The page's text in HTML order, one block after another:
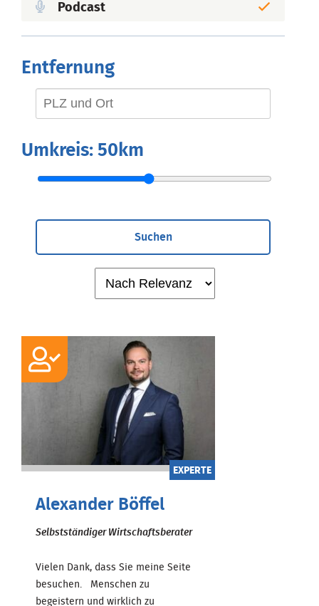
Podcast
Entfernung
Umkreis: 50km
Suchen
EXPERTE
Alexander Böffel
Selbstständiger Wirtschaftsberater
Vielen Dank, dass Sie meine Seite
besuchen. Menschen zu
begeistern und wirklich zu